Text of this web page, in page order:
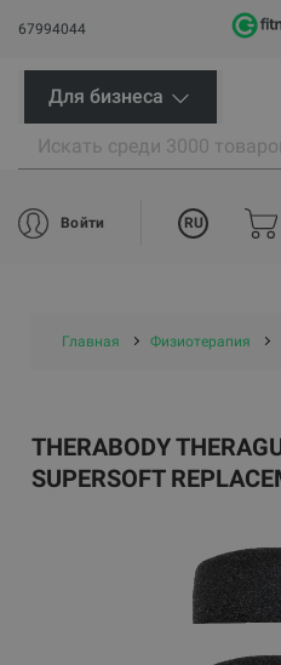
67994044
Для бизнеса
Войти RU
Главная Физиотерапия
THERABODY
SUPERSOFT